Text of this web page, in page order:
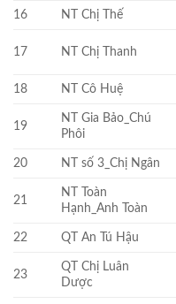
16 NT Chị Thế
17 NT Chị Thanh
18 NT Cô Huệ
19
NT Gia Bảo_Chú
Phôi
20 NT số 3_Chị Ngân
21
NT Toàn
Hạnh_Anh Toàn
22 QT An Tú Hậu
23
QT Chị Luân
Dược